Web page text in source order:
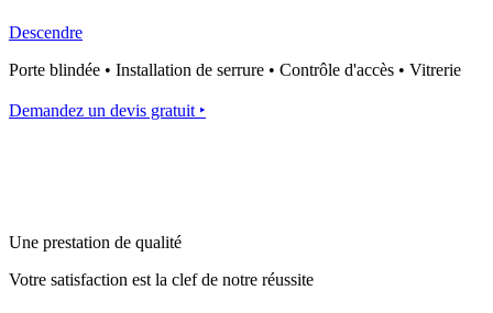
Descendre
Porte blindée • Installation de serrure • Contrôle d'accès • Vitrerie
Demandez un devis gratuit ‣
Une prestation de qualité
Votre satisfaction est la clef de notre réussite